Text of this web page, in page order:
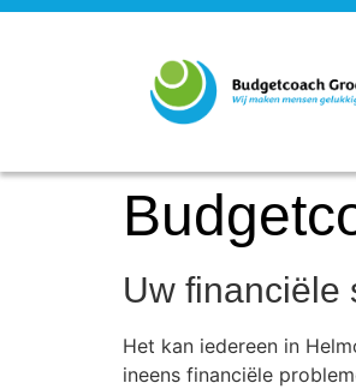
Uw financiële
Het kan iedereen in
ineens financiële